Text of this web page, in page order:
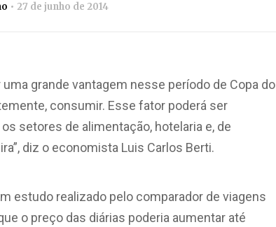
27 de junho de 2014
grande vantagem nesse período de Copa do
consumir. Esse fator poderá ser
setores de alimentação, hotelaria e, de
diz o economista Luis Carlos Berti.
estudo realizado pelo comparador de viagens
o preço das diárias poderia aumentar até